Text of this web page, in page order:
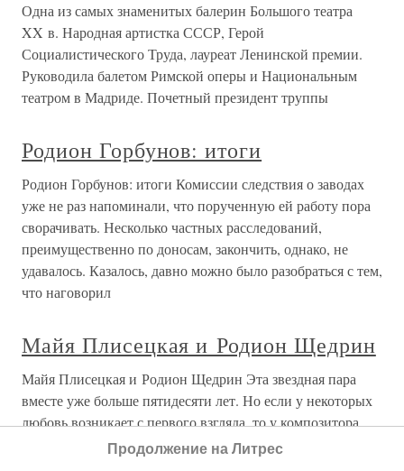
Одна из самых знаменитых балерин Большого театра
XX в. Народная артистка СССР, Герой
Социалистического Труда, лауреат Ленинской премии.
Руководила балетом Римской оперы и Национальным
театром в Мадриде. Почетный президент труппы
Родион Горбунов: итоги
Родион Горбунов: итоги Комиссии следствия о заводах
уже не раз напоминали, что порученную ей работу пора
сворачивать. Несколько частных расследований,
преимущественно по доносам, закончить, однако, не
удавалось. Казалось, давно можно было разобраться с тем,
что наговорил
Майя Плисецкая и Родион Щедрин
Майя Плисецкая и Родион Щедрин Эта звездная пара
вместе уже больше пятидесяти лет. Но если у некоторых
любовь возникает с первого взгляда, то у композитора
Родиона Щедрина и балерины Майи Плисецкой все
Продолжение на Литрес